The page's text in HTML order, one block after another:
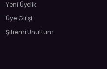
Yeni Üyelik
Üye Girişi
Şifremi Unuttum